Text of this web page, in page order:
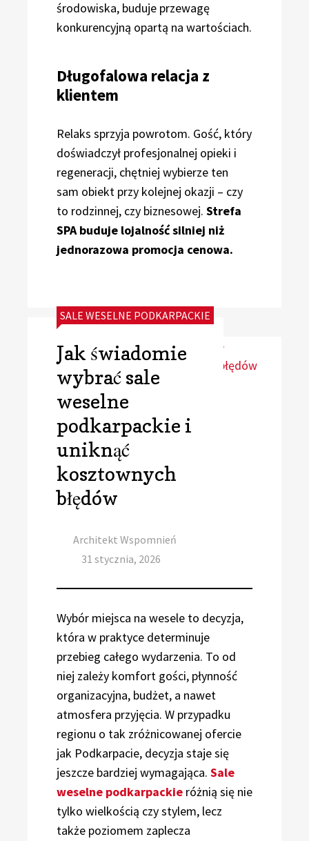
środowiska, buduje przewagę
konkurencyjną opartą na wartościach.
Długofalowa relacja z
klientem
Relaks sprzyja powrotom. Gość, który
doświadczył profesjonalnej opieki i
regeneracji, chętniej wybierze ten
sam obiekt przy kolejnej okazji – czy
to rodzinnej, czy biznesowej. Strefa
SPA buduje lojalność silniej niż
jednorazowa promocja cenowa.
CATEGORIES:
SALE WESELNE PODKARPACKIE
Jak świadomie
wybrać sale
weselne
podkarpackie i
uniknąć
kosztownych
błędów
Author
Architekt Wspomnień
Posted
31 stycznia, 2026
Wybór miejsca na wesele to decyzja,
która w praktyce determinuje
przebieg całego wydarzenia. To od
niej zależy komfort gości, płynność
organizacyjna, budżet, a nawet
atmosfera przyjęcia. W przypadku
regionu o tak zróżnicowanej ofercie
jak Podkarpacie, decyzja staje się
jeszcze bardziej wymagająca. Sale
weselne podkarpackie różnią się nie
tylko wielkością czy stylem, lecz
także poziomem zaplecza